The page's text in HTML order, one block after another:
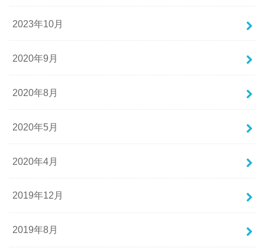
2023年10月
2020年9月
2020年8月
2020年5月
2020年4月
2019年12月
2019年8月